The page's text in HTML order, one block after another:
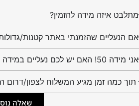
מתלבט איזה מידה להזמין?
אם הנעליים שהזמנתי באתר קטנות/
אני מידה 50! האם יש לכם נעליים במידה שלי?
תוך כמה זמן מגיע המשלוח לצפון/דרום
שאלה